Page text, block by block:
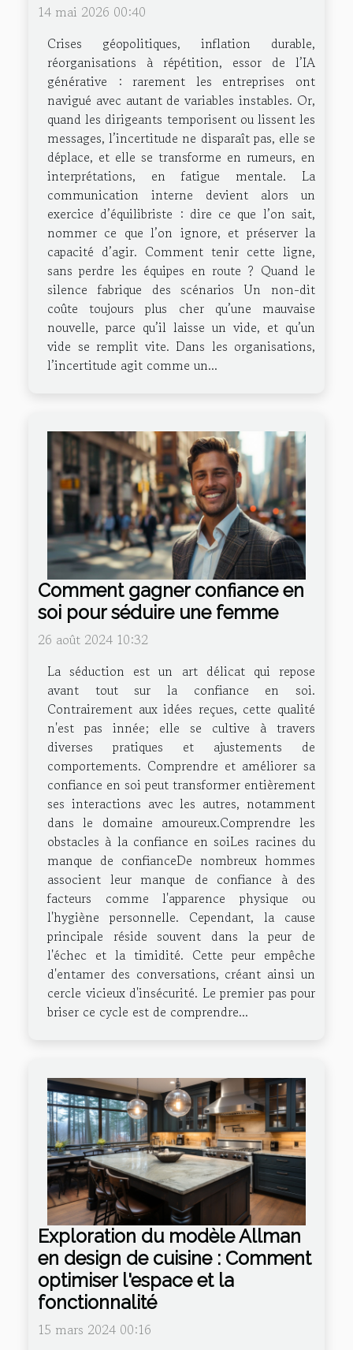
14 mai 2026 00:40
Crises géopolitiques, inflation durable,
réorganisations à répétition, essor de l’IA
générative : rarement les entreprises ont
navigué avec autant de variables instables. Or,
quand les dirigeants temporisent ou lissent les
messages, l’incertitude ne disparaît pas, elle se
déplace, et elle se transforme en rumeurs, en
interprétations, en fatigue mentale. La
communication interne devient alors un
exercice d’équilibriste : dire ce que l’on sait,
nommer ce que l’on ignore, et préserver la
capacité d’agir. Comment tenir cette ligne,
sans perdre les équipes en route ? Quand le
silence fabrique des scénarios Un non-dit
coûte toujours plus cher qu’une mauvaise
nouvelle, parce qu’il laisse un vide, et qu’un
vide se remplit vite. Dans les organisations,
l’incertitude agit comme un...
Comment gagner confiance en
soi pour séduire une femme
26 août 2024 10:32
La séduction est un art délicat qui repose
avant tout sur la confiance en soi.
Contrairement aux idées reçues, cette qualité
n'est pas innée; elle se cultive à travers
diverses pratiques et ajustements de
comportements. Comprendre et améliorer sa
confiance en soi peut transformer entièrement
ses interactions avec les autres, notamment
dans le domaine amoureux.Comprendre les
obstacles à la confiance en soiLes racines du
manque de confianceDe nombreux hommes
associent leur manque de confiance à des
facteurs comme l'apparence physique ou
l'hygiène personnelle. Cependant, la cause
principale réside souvent dans la peur de
l'échec et la timidité. Cette peur empêche
d'entamer des conversations, créant ainsi un
cercle vicieux d'insécurité. Le premier pas pour
briser ce cycle est de comprendre...
Exploration du modèle Allman
en design de cuisine : Comment
optimiser l'espace et la
fonctionnalité
15 mars 2024 00:16